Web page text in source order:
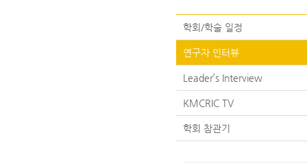
학회/학술 일정
연구자 인터뷰
Leader’s Interview
KMCRIC TV
학회 참관기